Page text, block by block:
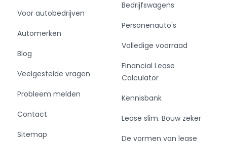
Voor autobedrijven
Automerken
Blog
Veelgestelde vragen
Probleem melden
Contact
Sitemap
Bedrijfswagens
Personenauto's
Volledige voorraad
Financial Lease
Calculator
Kennisbank
Lease slim. Bouw zeker
De vormen van lease